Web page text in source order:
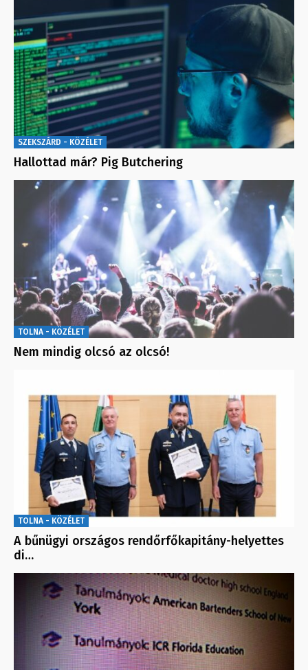
SZEKSZÁRD - KÖZÉLET
Hallottad már? Pig Butchering
TOLNA - KÖZÉLET
Nem mindig olcsó az olcsó!
TOLNA - KÖZÉLET
A bűnügyi országos rendőrfőkapitány-helyettes
di…